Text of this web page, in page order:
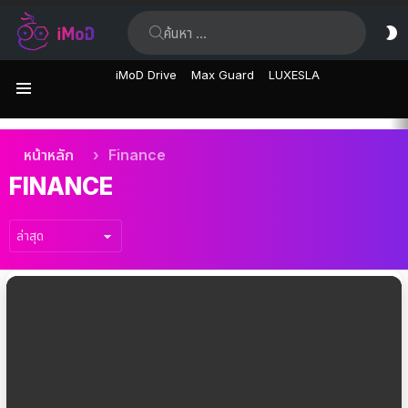
iMoD Drive Max Guard LUXESLA
เรื่อง
ล่าสุด
คุณอยู่ที่นี่:
หน้าหลัก Finance
FINANCE
เรื่อง